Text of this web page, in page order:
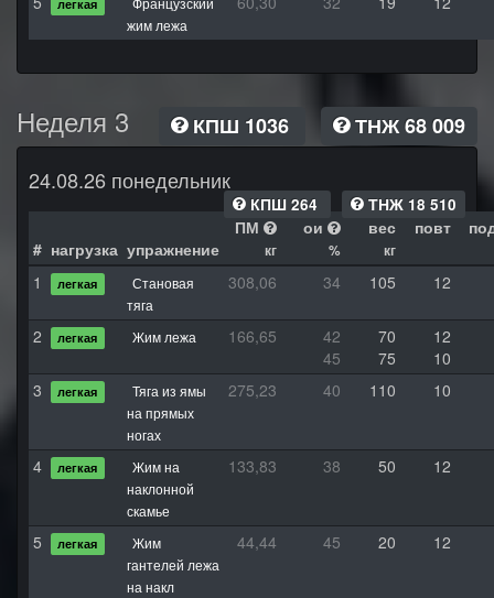
легкая
жим лежа
Неделя 3 КПШ 1036
ТНЖ 68 009
24.08.26 понедельник
КПШ 264 ТНЖ 18 510
# нагрузка упражнение
ПМ
кг
ои
%
вес
кг
повт
1 легкая
Становая
тяга
308,06 34 105 12
2 легкая Жим лежа 166,65 42 70
12
45
75
10
3
легкая
Тяга из ямы
на прямых
ногах
275,23 40 110 10
4 легкая
Жим на
наклонной
скамье
133,83 38 50 12
5 легкая
Жим
гантелей лежа
на накл
44,44 45 20 12